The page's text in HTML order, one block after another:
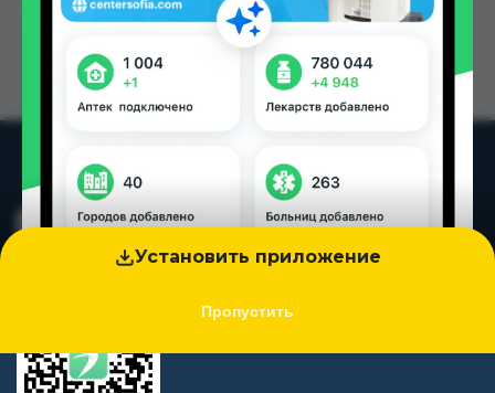
Установить приложение
Пропустить